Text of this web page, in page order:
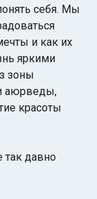
себя. Мы
и как их
яркими
зоны
аюрведы,
красоты
так давно